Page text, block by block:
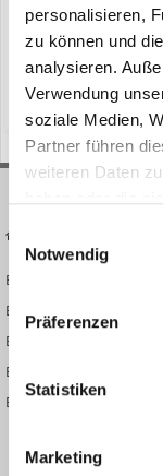
personalisieren,
zu können und
analysieren.
Verwendung
soziale Medien,
Partner führen
weiteren Daten
Einwilligungsauswahl
Notwendig
Präferenzen
Statistiken
Marketing
Ismaning - Volvo
2025 (7.–13. April)
erste
exklusive,
bedeutenden
20. Februar 2025
bagger
Bauforum24 News
Bauforum24 TV
BF24 Mediathek
BF24 Fotostrecken
Bauforum Shop